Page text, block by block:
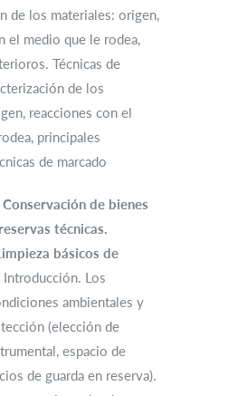
de los materiales: origen,
el medio que le rodea,
Técnicas de
de los
reacciones con el
principales
de marcado
Conservación de bienes
técnicas.
básicos de
Introducción. Los
ambientales y
(elección de
espacio de
de guarda en reserva).